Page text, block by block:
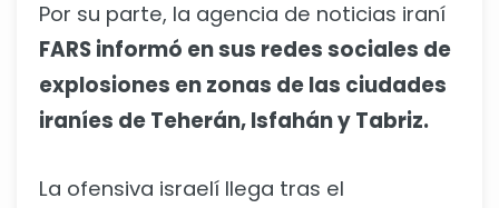
Por su parte, la agencia de noticias iraní
FARS informó en sus redes sociales de
explosiones en zonas de las ciudades
iraníes de Teherán, Isfahán y Tabriz.
La ofensiva israelí llega tras el